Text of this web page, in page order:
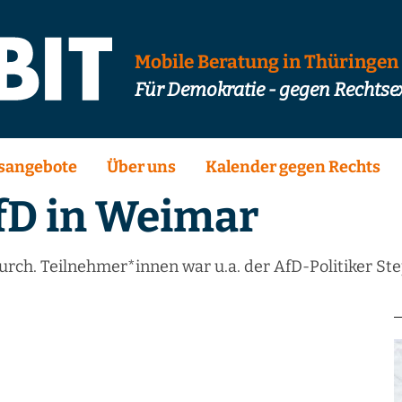
Mobile Beratung in Thüringen
Für Demokratie - gegen
Über uns Kalender gegen Rechts
in Weimar
Teilnehmer*innen war u.a. der AfD-Politiker